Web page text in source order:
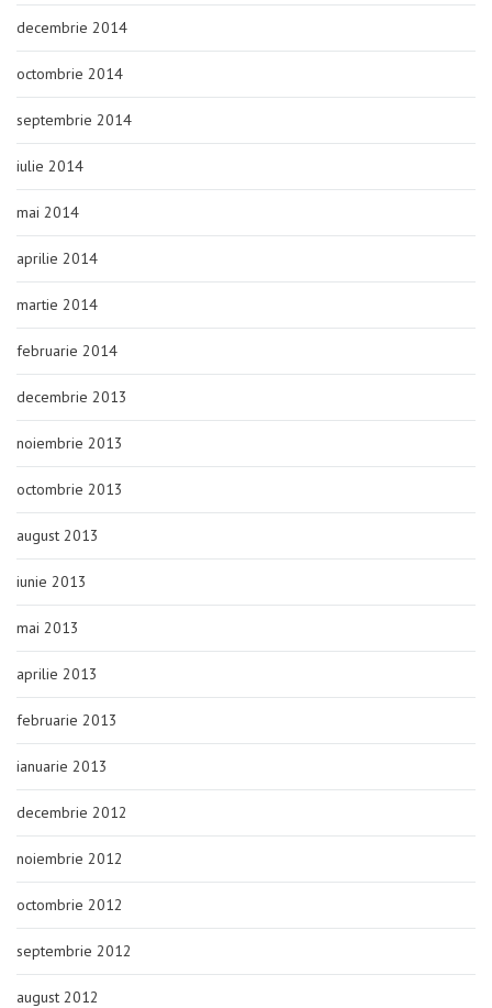
decembrie 2014
octombrie 2014
septembrie 2014
iulie 2014
mai 2014
aprilie 2014
martie 2014
februarie 2014
decembrie 2013
noiembrie 2013
octombrie 2013
august 2013
iunie 2013
mai 2013
aprilie 2013
februarie 2013
ianuarie 2013
decembrie 2012
noiembrie 2012
octombrie 2012
septembrie 2012
august 2012